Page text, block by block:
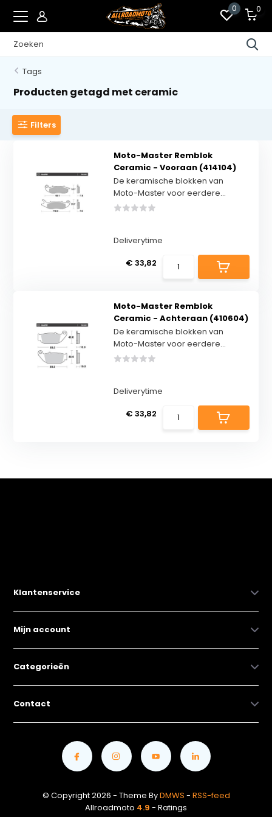
0 0
Tags
Producten getagd met ceramic
Filters
Moto-Master Remblok
Ceramic - Vooraan (414104)
De keramische blokken van
Moto-Master voor eerdere...
Deliverytime
€ 33,82
Moto-Master Remblok
Ceramic - Achteraan (410604)
De keramische blokken van
Moto-Master voor eerdere...
Deliverytime
€ 33,82
Klantenservice
Mijn account
Categorieën
Contact
© Copyright 2026 - Theme ByDMWS - RSS-feed
Allroadmoto 4.9 - Ratings